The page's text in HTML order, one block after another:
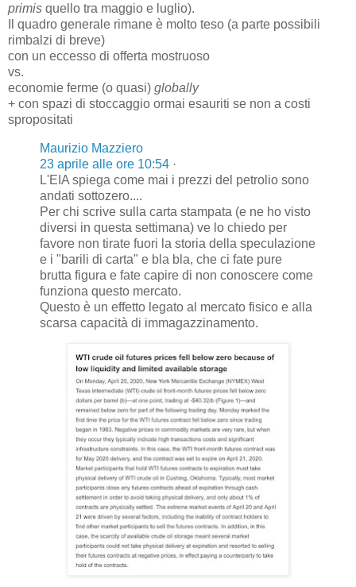
primis quello tra maggio e luglio).
Il quadro generale rimane è molto teso (a parte possibili
rimbalzi di breve)
con un eccesso di offerta mostruoso
vs.
economie ferme (o quasi) globally
+ con spazi di stoccaggio ormai esauriti se non a costi
spropositati
Maurizio Mazziero
23 aprile alle ore 10:54 ·
L'EIA spiega come mai i prezzi del petrolio sono
andati sottozero....
Per chi scrive sulla carta stampata (e ne ho visto
diversi in questa settimana) ve lo chiedo per
favore non tirate fuori la storia della speculazione
e i "barili di carta" e bla bla, che ci fate pure
brutta figura e fate capire di non conoscere come
funziona questo mercato.
Questo è un effetto legato al mercato fisico e alla
scarsa capacità di immagazzinamento.